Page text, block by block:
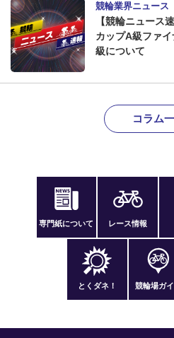
競輪業界ニュース
【競輪ニュース
カップA級ファ
級について
コラム
専門紙について レース情報
とくダネ！ 競輪場ガ